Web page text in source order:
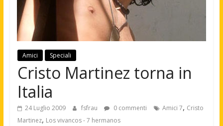
Amici Speciali
Cristo Martinez torna in
Italia
24 Luglio 2009 fsfrau 0 commenti Amici 7, Cristo
Martinez, Los vivancos - 7 hermanos